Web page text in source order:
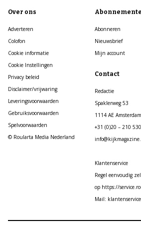
Over ons
Adverteren
Colofon
Cookie informatie
Cookie Instellingen
Privacy beleid
Disclaimer/vrijwaring
Leveringsvoorwaarden
Gebruiksvoorwaarden
Spelvoorwaarden
© Roularta Media Nederland
Abonneren
Nieuwsbrief
Mijn account
Contact
Redactie
Spaklerweg 53
1114 AE Amsterdam
+31 (0)20 – 210
Klantenservice
Regel eenvoudig
op https://
Mail: